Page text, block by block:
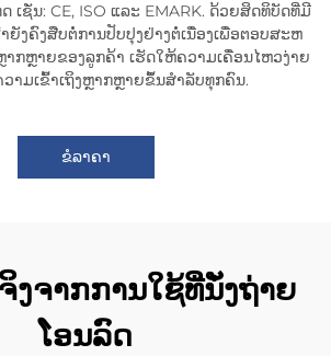
ເຊັ່ນ: CE, ISO ແລະ EMARK. ດ້ວຍສິດທິບັດທີ່ມີ
ຍັງຄົງສືບຕໍ່ການປັບປຸງຢ່າງຕໍ່ເນື່ອງເພື່ອຕອບສະຫ
ກຫຼາຍຂອງລູກຄ້າ ເຮັດໃຫ້ຄວາມເຄື່ອນໄຫວງ່າຍ
າມເຂົ້າເຖິງຫຼາກຫຼາຍຂຶ້ນສຳລັບທຸກຄົນ.
ຂໍລາຄາ
ງຈາກການໃຊ້ທີ່ນັ່ງຖ່າຍ
ໂອນລົດ